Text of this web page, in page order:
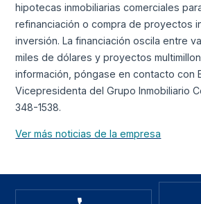
hipotecas inmobiliarias comerciales
refinanciación o compra de proyectos
inversión. La financiación oscila entre
miles de dólares y proyectos
información, póngase en contacto con
Vicepresidenta del Grupo Inmobiliario
348-1538.
Ver más noticias de la empresa